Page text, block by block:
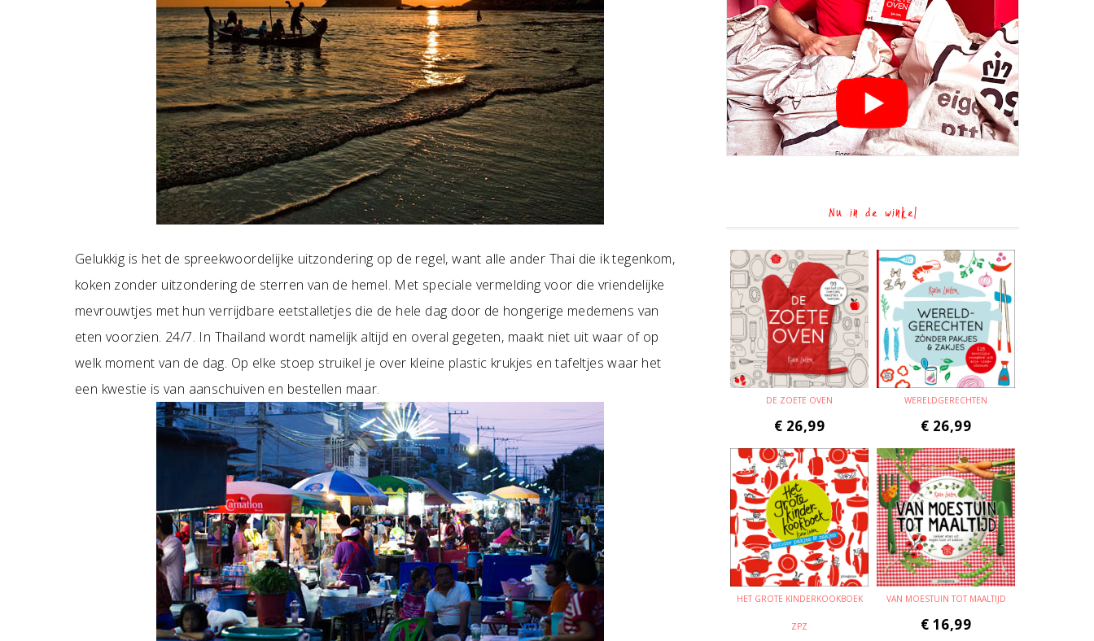
Gelukkig is het de spreekwoordelijke uitzondering op de regel, want alle ander Thai die ik tegenkom,
koken zonder uitzondering de sterren van de hemel. Met speciale vermelding voor die vriendelijke
mevrouwtjes met hun verrijdbare eetstalletjes die de hele dag door de hongerige medemens van
eten voorzien. 24/7. In Thailand wordt namelijk altijd en overal gegeten, maakt niet uit waar of op
welk moment van de dag. Op elke stoep struikel je over kleine plastic krukjes en tafeltjes waar het
een kwestie is van aanschuiven en bestellen maar.
Nu in de winkel
DE ZOETE OVEN
€ 26,99
WERELDGERECHTEN
€ 26,99
HET GROTE KINDERKOOKBOEK
ZPZ
VAN MOESTUIN TOT MAALTIJD
€ 16,99